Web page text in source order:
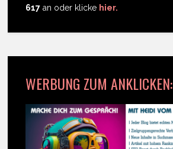
617 an oder klicke hier.
WERBUNG ZUM ANKLICKEN: